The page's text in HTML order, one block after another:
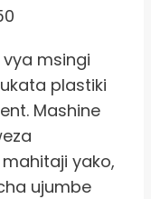
msingi
plastiki
Mashine
yako,
ujumbe